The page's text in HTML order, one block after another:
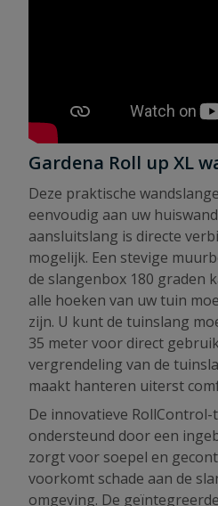
Gardena Roll up XL
Deze praktische
eenvoudig aan uw
aansluitslang is directe
mogelijk. Een stevige
de slangenbox 180 graden
alle hoeken van uw tuin
zijn. U kunt de tuinslang
35 meter voor direct
vergrendeling van de
maakt hanteren uiterst
De innovatieve
ondersteund door een
zorgt voor soepel en
voorkomt schade aan de
omgeving. De